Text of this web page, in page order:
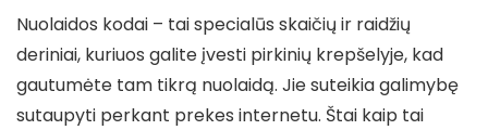
Nuolaidos kodai – tai specialūs skaičių ir raidžių
deriniai, kuriuos galite įvesti pirkinių krepšelyje, kad
gautumėte tam tikrą nuolaidą. Jie suteikia galimybę
sutaupyti perkant prekes internetu. Štai kaip tai